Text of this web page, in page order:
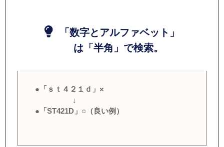
「数字とアルファベット」
は「半角」で検索。
●「ｓｔ４２１ｄ」×
↓
●「ST421D」○（良い例）